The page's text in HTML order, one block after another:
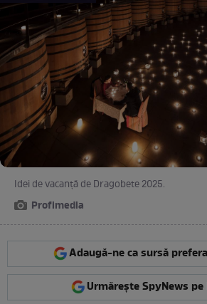
Idei de vacanță de Dragobete 2025.
Profimedia
Adaugă-ne ca sursă
Urmărește SpyNews